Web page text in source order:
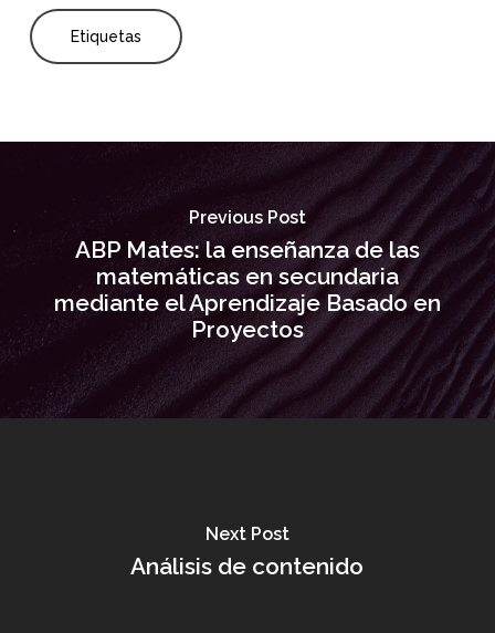
Etiquetas
Previous Post
ABP Mates: la enseñanza de las
matemáticas en secundaria
mediante el Aprendizaje Basado en
Proyectos
Next Post
Análisis de contenido